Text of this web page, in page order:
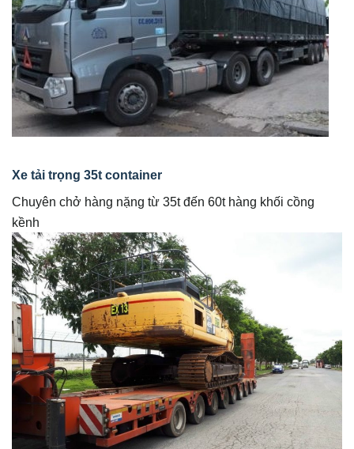
Xe tải trọng 35t container
Chuyên chở hàng nặng từ 35t đến 60t hàng khối cồng
kềnh